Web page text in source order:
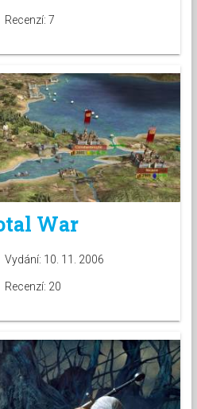
Recenzí: 7
War
Vydání: 10. 11. 2006
Recenzí: 20